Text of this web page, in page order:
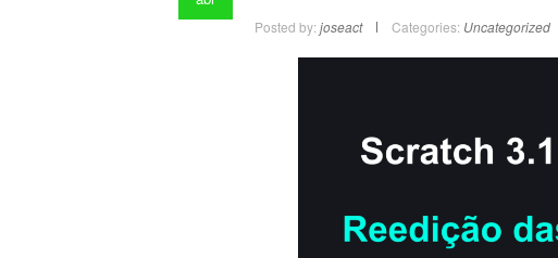
Posted by: joseact Categories: Uncategorized